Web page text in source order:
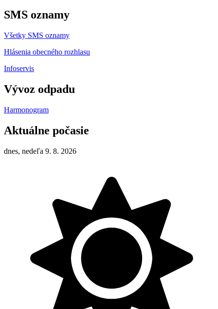
SMS oznamy
Všetky SMS oznamy
Hlásenia obecného rozhlasu
Infoservis
Vývoz odpadu
Harmonogram
Aktuálne počasie
dnes, nedeľa 9. 8. 2026